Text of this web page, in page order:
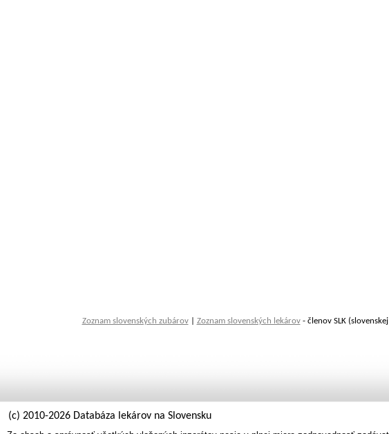
Zoznam slovenských zubárov| Zoznam slovenských lekárov- členov SLK
(c) 2010-2026 Databáza lekárov na Slovensku